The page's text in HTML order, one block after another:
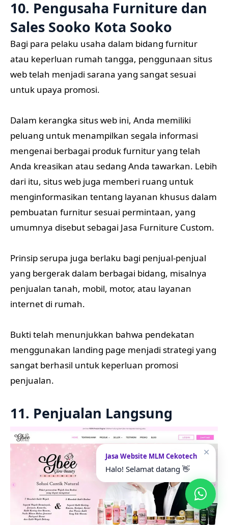
10. Pengusaha Furniture dan
Sales Sooko Kota Sooko
Bagi para pelaku usaha dalam bidang furnitur
atau keperluan rumah tangga, penggunaan situs
web telah menjadi sarana yang sangat sesuai
untuk upaya promosi.
Dalam kerangka situs web ini, Anda memiliki
peluang untuk menampilkan segala informasi
mengenai berbagai produk furnitur yang telah
Anda kreasikan atau sedang Anda tawarkan. Lebih
dari itu, situs web juga memberi ruang untuk
menginformasikan tentang layanan khusus dalam
pembuatan furnitur sesuai permintaan, yang
umumnya disebut sebagai Jasa Furniture Custom.
Prinsip serupa juga berlaku bagi penjual-penjual
yang bergerak dalam berbagai bidang, misalnya
penjualan tanah, mobil, motor, atau layanan
internet di rumah.
Bukti telah menunjukkan bahwa pendekatan
menggunakan landing page menjadi strategi yang
sangat berhasil untuk keperluan promosi
penjualan.
11. Penjualan Langsung
✕
Jasa Website MLM Cekotech
Halo! Selamat datang 👋